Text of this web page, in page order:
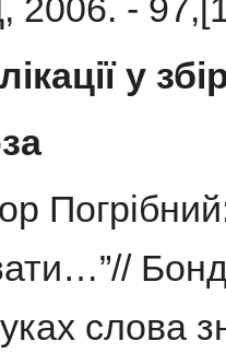
2006. -
у
слова